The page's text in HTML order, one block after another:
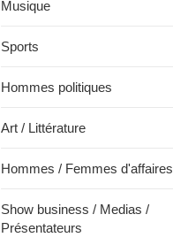
Musique
Sports
Hommes politiques
Art / Littérature
Hommes / Femmes d'affaires
Show business / Medias /
Présentateurs